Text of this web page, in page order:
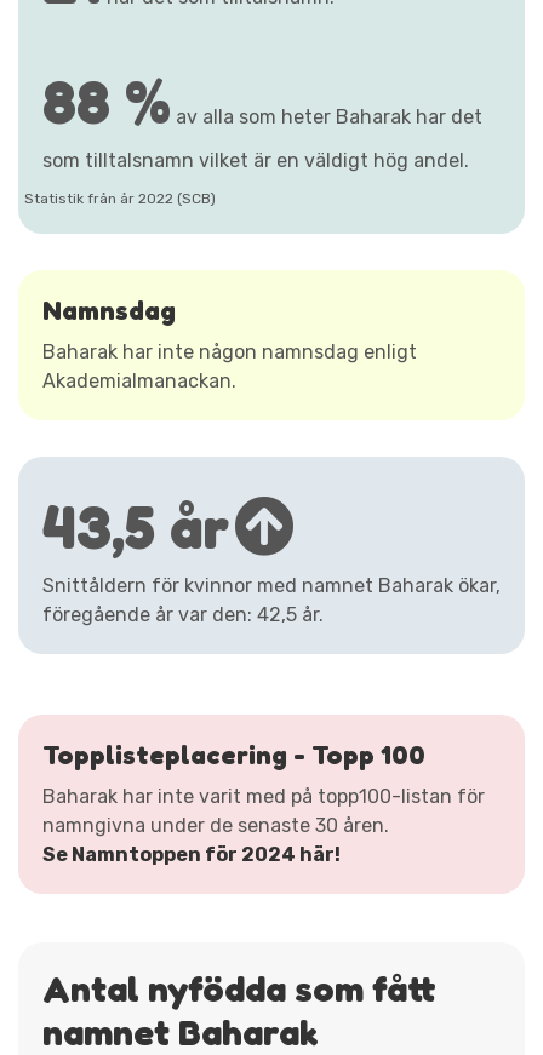
88 % av alla som heter Baharak har det
som tilltalsnamn vilket är en väldigt hög andel.
Statistik från år 2022 (SCB)
Namnsdag
Baharak har inte någon namnsdag enligt
Akademialmanackan.
43,5 år
Snittåldern för kvinnor med namnet Baharak ökar,
föregående år var den: 42,5 år.
Topplisteplacering - Topp 100
Baharak har inte varit med på topp100-listan för
namngivna under de senaste 30 åren.
Se Namntoppen för 2024 här!
Antal nyfödda som fått
namnet Baharak